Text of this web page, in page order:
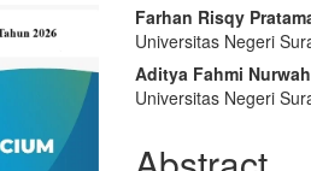
Main
Article
Content
Farhan Risqy
Universitas Negeri
Aditya Fahmi
Universitas Negeri